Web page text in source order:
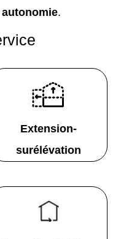
.
Extension-
surélévation